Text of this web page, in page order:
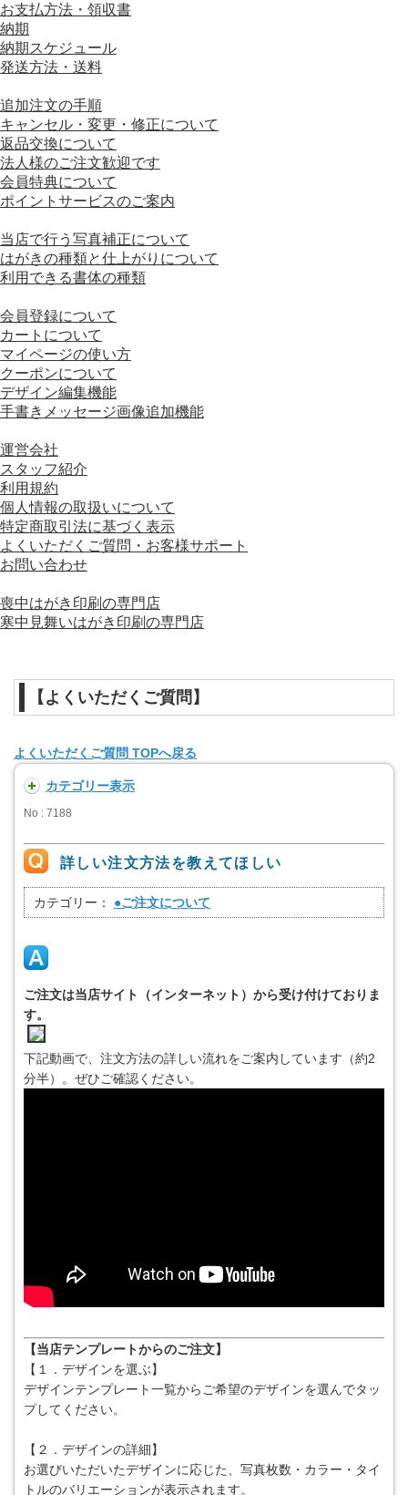
お支払方法・領収書
納期
納期スケジュール
発送方法・送料
追加注文の手順
キャンセル・変更・修正について
返品交換について
法人様のご注文歓迎です
会員特典について
ポイントサービスのご案内
当店で行う写真補正について
はがきの種類と仕上がりについて
利用できる書体の種類
会員登録について
カートについて
マイページの使い方
クーポンについて
デザイン編集機能
手書きメッセージ画像追加機能
運営会社
スタッフ紹介
利用規約
個人情報の取扱いについて
特定商取引法に基づく表示
よくいただくご質問・お客様サポート
お問い合わせ
喪中はがき印刷の専門店
寒中見舞いはがき印刷の専門店
【よくいただくご質問】
よくいただくご質問 TOPへ戻る
カテゴリー表示
No : 7188
詳しい注文方法を教えてほしい
カテゴリー： ●ご注文について
ご注文は当店サイト（インターネット）から受け付けておりま
す。
下記動画で、注文方法の詳しい流れをご案内しています（約2
分半）。ぜひご確認ください。
【当店テンプレートからのご注文】
【１．デザインを選ぶ】
デザインテンプレート一覧からご希望のデザインを選んでタッ
プしてください。
【２．デザインの詳細】
お選びいただいたデザインに応じた、写真枚数・カラー・タイ
トルのバリエーションが表示されます。